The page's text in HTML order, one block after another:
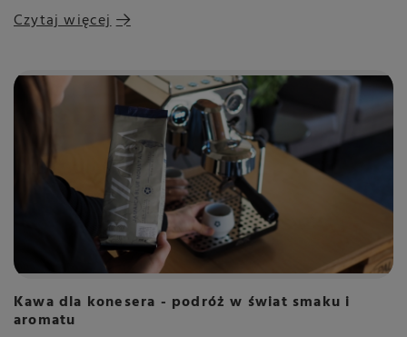
Czytaj więcej
Kawa dla konesera - podróż w świat smaku i
aromatu